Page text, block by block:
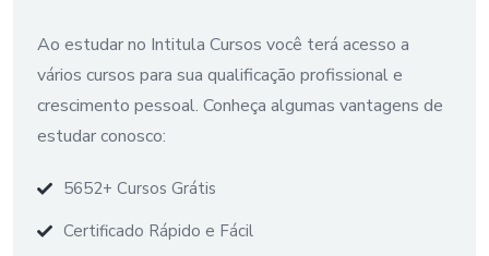
Ao estudar no Intitula Cursos você terá acesso a
vários cursos para sua qualificação profissional e
crescimento pessoal. Conheça algumas vantagens de
estudar conosco:
5652+ Cursos Grátis
Certificado Rápido e Fácil